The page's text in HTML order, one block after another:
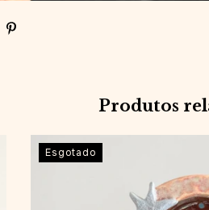
Produtos
Esgotado